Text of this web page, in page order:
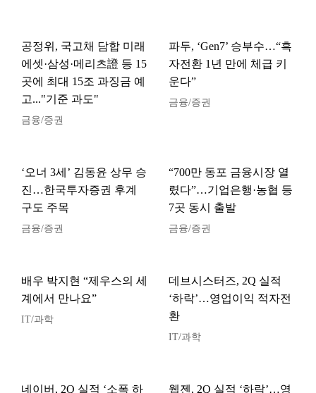
공정위, 국고채 담합 미래
에셋·삼성·메리츠證 등 15
곳에 최대 15조 과징금 예
고..."기준 과도"
금융/증권
파두, ‘Gen7’ 승부수…“흑
자전환 1년 만에 체급 키
운다”
금융/증권
‘오너 3세’ 김동윤 상무 승
진…한국투자증권 후계
구도 주목
금융/증권
“700만 동포 금융시장 열
렸다”…기업은행·농협 등
7곳 동시 출발
금융/증권
배우 박지현 “제우스의 세
계에서 만나요”
IT/과학
데브시스터즈, 2Q 실적
‘하락’…영업이익 적자전
환
IT/과학
네이버, 2Q 실적 ‘소폭 하
웹젠, 2Q 실적 ‘하락’…영